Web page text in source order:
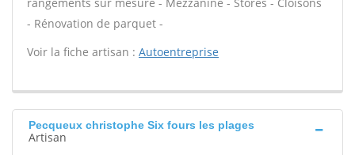
- Rénovation de parquet -
Voir la fiche artisan : Autoentreprise
Pecqueux christophe Six fours les plages
Artisan